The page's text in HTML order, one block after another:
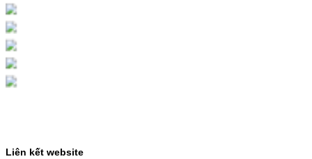
HỘP MỰC MÀU SAMSUNG
CLT-403S CHO DÒNG MÁY
SL-C435/C436
HỘP MỰC MÀU SAMSUNG CLT-403S CHO
DÒNG MÁY SL-C435/C436MÃ HỘP MỰC:-
Samsung CLT-403S- Loại mực: Mực in laser
màuSỬ DỤNG CHO MÁY IN:- Samsung SL-
Liên kết website